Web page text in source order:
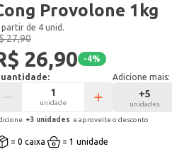
Provolone 1kg
partir de 4 unid.
27,90
26,90 -4%
unidade
Adicione mais:
+5
unidades
+3 unidades e aproveite o desconto
= 0 caixa = 1 unidade